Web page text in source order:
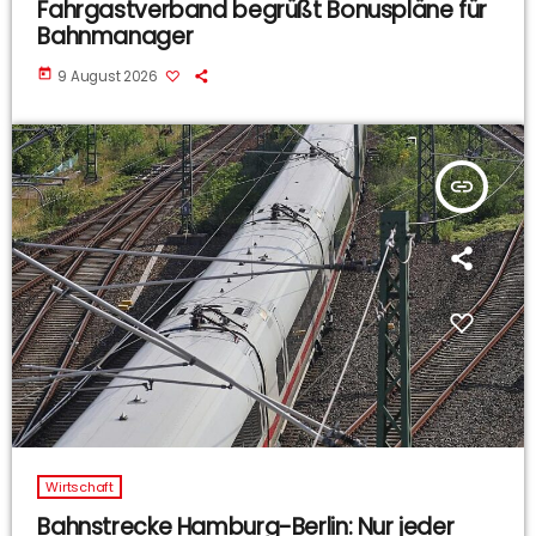
Fahrgastverband begrüßt Bonuspläne für
Bahnmanager
today 9 August 2026
insert_link
Wirtschaft
Bahnstrecke Hamburg-Berlin: Nur jeder